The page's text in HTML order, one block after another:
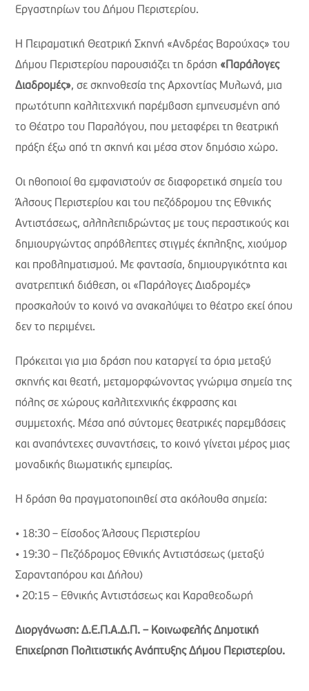
Εργαστηρίων του Δήμου Περιστερίου.
Η Πειραματική Θεατρική Σκηνή «Ανδρέας Βαρούχας» του
Δήμου Περιστερίου παρουσιάζει τη δράση «Παράλογες
Διαδρομές», σε σκηνοθεσία της Αρχοντίας Μυλωνά, μια
πρωτότυπη καλλιτεχνική παρέμβαση εμπνευσμένη από
το Θέατρο του Παραλόγου, που μεταφέρει τη θεατρική
πράξη έξω από τη σκηνή και μέσα στον δημόσιο χώρο.
Οι ηθοποιοί θα εμφανιστούν σε διαφορετικά σημεία του
Άλσους Περιστερίου και του πεζόδρομου της Εθνικής
Αντιστάσεως, αλληλεπιδρώντας με τους περαστικούς και
δημιουργώντας απρόβλεπτες στιγμές έκπληξης, χιούμορ
και προβληματισμού. Με φαντασία, δημιουργικότητα και
ανατρεπτική διάθεση, οι «Παράλογες Διαδρομές»
προσκαλούν το κοινό να ανακαλύψει το θέατρο εκεί όπου
δεν το περιμένει.
Πρόκειται για μια δράση που καταργεί τα όρια μεταξύ
σκηνής και θεατή, μεταμορφώνοντας γνώριμα σημεία της
πόλης σε χώρους καλλιτεχνικής έκφρασης και
συμμετοχής. Μέσα από σύντομες θεατρικές παρεμβάσεις
και αναπάντεχες συναντήσεις, το κοινό γίνεται μέρος μιας
μοναδικής βιωματικής εμπειρίας.
Η δράση θα πραγματοποιηθεί στα ακόλουθα σημεία:
• 18:30 – Είσοδος Άλσους Περιστερίου
• 19:30 – Πεζόδρομος Εθνικής Αντιστάσεως (μεταξύ
Σαρανταπόρου και Δήλου)
• 20:15 – Εθνικής Αντιστάσεως και Καραθεοδωρή
Διοργάνωση: Δ.Ε.Π.Α.Δ.Π. – Κοινωφελής Δημοτική
Επιχείρηση Πολιτιστικής Ανάπτυξης Δήμου Περιστερίου.